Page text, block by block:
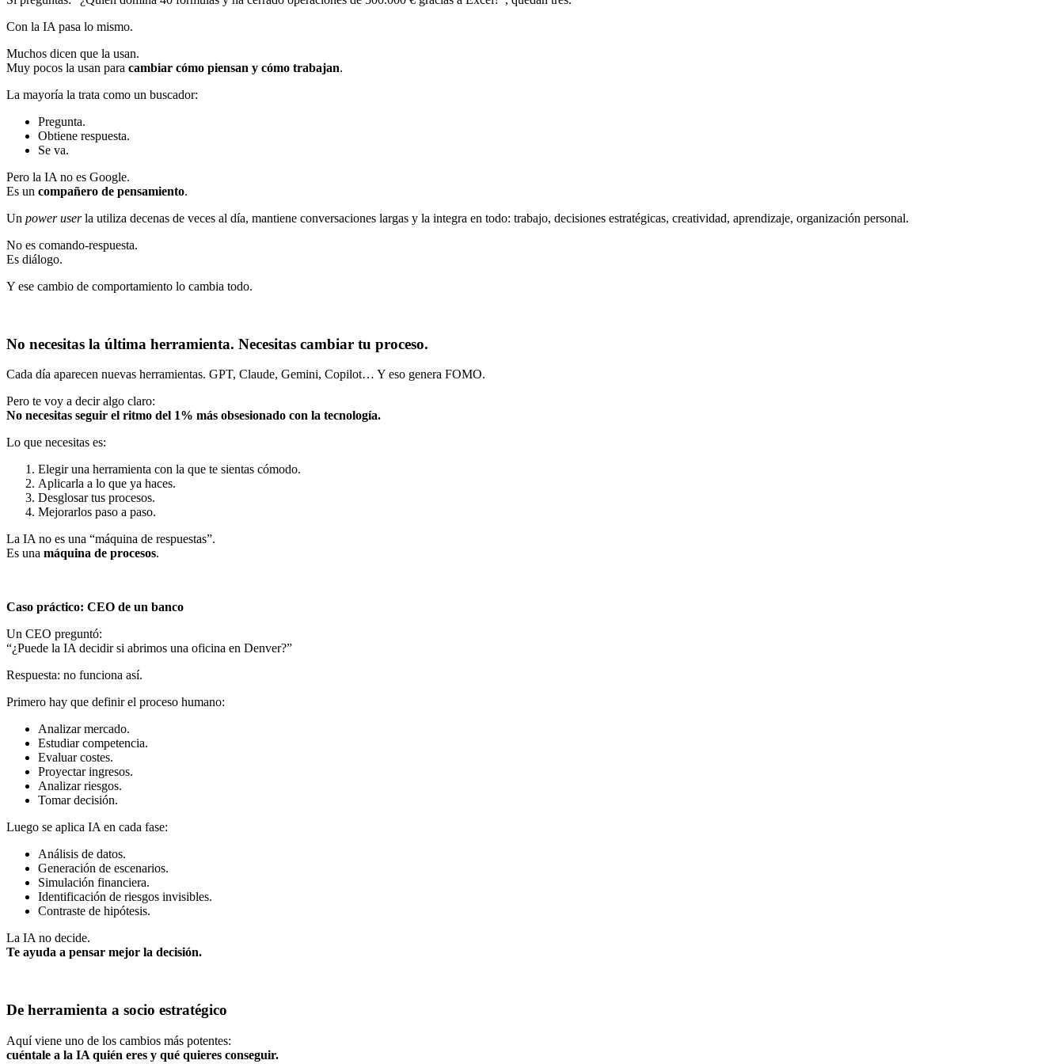
Con la IA pasa lo mismo.
Muchos dicen que la usan.
Muy pocos la usan para cambiar cómo piensan y cómo trabajan.
La mayoría la trata como un buscador:
Pregunta.
Obtiene respuesta.
Se va.
Pero la IA no es Google.
Es un compañero de pensamiento.
Un power userla utiliza decenas de veces al día, mantiene conversaciones largas y la integra en todo: trabajo, decisiones estratégicas, creatividad, aprendizaje, organización personal.
No es comando-respuesta.
Es diálogo.
Y ese cambio de comportamiento lo cambia todo.
No necesitas la última herramienta. Necesitas cambiar tu proceso.
Cada día aparecen nuevas herramientas. GPT, Claude, Gemini, Copilot… Y eso genera FOMO.
Pero te voy a decir algo claro:
No necesitas seguir el ritmo del 1% más obsesionado con la tecnología.
Lo que necesitas es:
Elegir una herramienta con la que te sientas cómodo.
Aplicarla a lo que ya haces.
Desglosar tus procesos.
Mejorarlos paso a paso.
La IA no es una “máquina de respuestas”.
Es una máquina de procesos.
Caso práctico: CEO de un banco
Un CEO preguntó:
“¿Puede la IA decidir si abrimos una oficina en Denver?”
Respuesta: no funciona así.
Primero hay que definir el proceso humano:
Analizar mercado.
Estudiar competencia.
Evaluar costes.
Proyectar ingresos.
Analizar riesgos.
Tomar decisión.
Luego se aplica IA en cada fase:
Análisis de datos.
Generación de escenarios.
Simulación financiera.
Identificación de riesgos invisibles.
Contraste de hipótesis.
La IA no decide.
Te ayuda a pensar mejor la decisión.
De herramienta a socio estratégico
Aquí viene uno de los cambios más potentes:
cuéntale a la IA quién eres y qué quieres conseguir.